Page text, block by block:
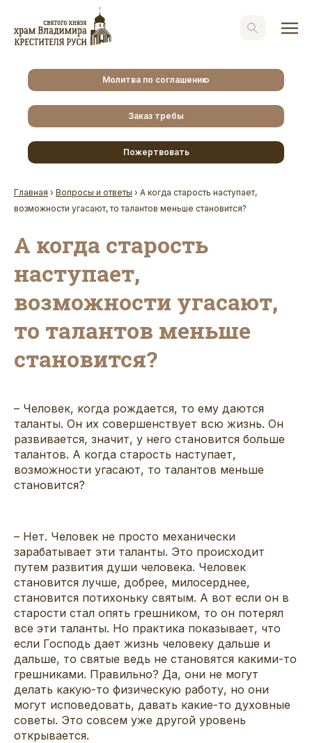
Молитва по соглашению
Заказ требы
Пожертвовать
Главная › Вопросы и ответы › А когда старость наступает,
возможности угасают, то талантов меньше становится?
А когда старость
наступает,
возможности угасают,
то талантов меньше
становится?
– Человек, когда рождается, то ему даются
таланты. Он их совершенствует всю жизнь. Он
развивается, значит, у него становится больше
талантов. А когда старость наступает,
возможности угасают, то талантов меньше
становится?
– Нет. Человек не просто механически
зарабатывает эти таланты. Это происходит
путем развития души человека. Человек
становится лучше, добрее, милосерднее,
становится потихоньку святым. А вот если он в
старости стал опять грешником, то он потерял
все эти таланты. Но практика показывает, что
если Господь дает жизнь человеку дальше и
дальше, то святые ведь не становятся какими-то
грешниками. Правильно? Да, они не могут
делать какую-то физическую работу, но они
могут исповедовать, давать какие-то духовные
советы. Это совсем уже другой уровень
открывается.